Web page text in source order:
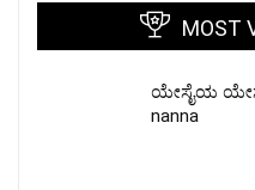
MOST
ಯೇಸೈಯ
nanna